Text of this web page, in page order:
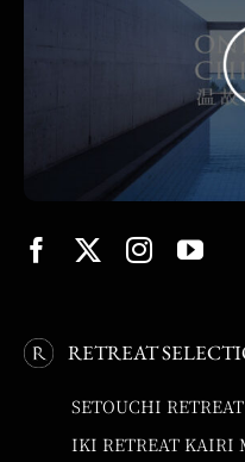
RETREAT
SETOUCHI
IKI RETREAT KAIRI